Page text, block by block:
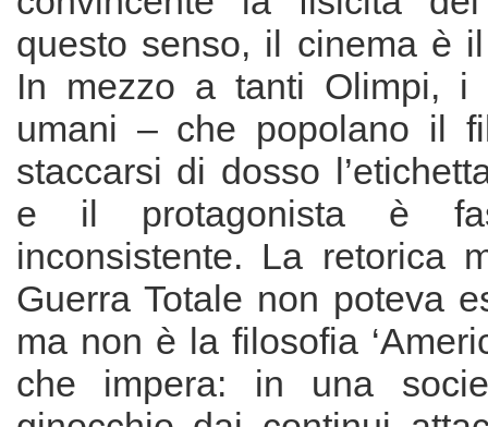
questo senso, il cinema è
In mezzo a tanti Olimpi, i
umani – che popolano il
staccarsi di dosso
e il protagonista è
inconsistente. La retorica
Guerra Totale non poteva
ma non è la filosofia
che impera: in una